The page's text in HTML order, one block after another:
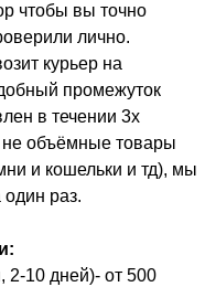
чтобы вы точно
лично.
курьер на
промежуток
в течении 3х
не объёмные товары
и кошельки и тд), мы
раз.
2-10 дней)- от 500